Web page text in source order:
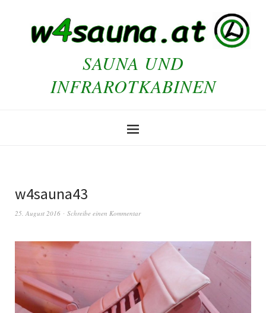
SAUNA UND
INFRAROTKABINEN
w4sauna43
25. August 2016 Schreibe einen Kommentar